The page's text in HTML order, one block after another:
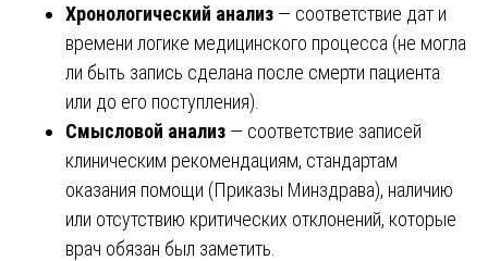
Хронологический анализ — соответствие дат и
времени логике медицинского процесса (не могла
ли быть запись сделана после смерти пациента
или до его поступления).
Смысловой анализ — соответствие записей
клиническим рекомендациям, стандартам
оказания помощи (Приказы Минздрава), наличию
или отсутствию критических отклонений, которые
врач обязан был заметить.